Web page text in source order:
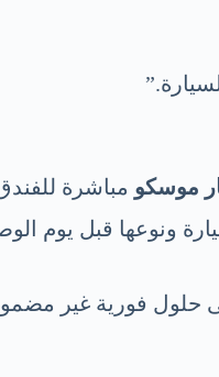
موسكو مباشرة
ونوعها قبل يوم
حلول فورية غير